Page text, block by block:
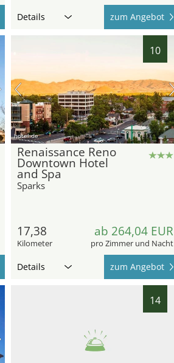
Details zum Angebot
10
hotel.de
Renaissance Reno
Downtown Hotel
and Spa
Sparks
17,38
Kilometer
ab 264,04 EUR
pro Zimmer und Nacht
Details zum Angebot
14